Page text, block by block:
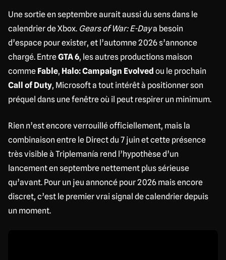
Une sortie en septembre aurait aussi du sens dans le
calendrier de Xbox. Gears of War: E-Daya besoin
d’espace pour exister, et l’automne 2026 s’annonce
chargé. EntreGTA 6, les autres productions maison
comme Fable, Halo: Campaign Evolved ou le prochain
Call of Duty, Microsoft a tout intérêt à positionner son
préquel dans une fenêtre où il peut respirer un minimum.
Rien n’est encore verrouillé officiellement, mais la
combinaison entre le Direct du 7 juin et cette présence
très visible à Triplemanía rend l’hypothèse d’un
lancement en septembre nettement plus sérieuse
qu’avant. Pour un jeu annoncé pour 2026 mais encore
discret, c’est le premier vrai signal de calendrier depuis
un moment.